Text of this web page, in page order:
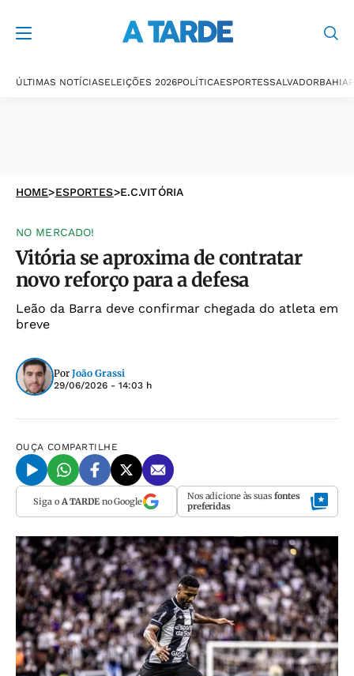
ÚLTIMAS NOTÍCIASELEIÇÕES 2026POLÍTICAESPORTESSALVADORBAHIA
HOME>ESPORTES>E.C.VITÓRIA
NO MERCADO!
Vitória se aproxima de contratar
novo reforço para a defesa
Leão da Barra deve confirmar chegada do atleta em
breve
Por João Grassi
29/06/2026 - 14:03 h
OUÇA COMPARTILHE
Siga o A TARDEno Google Nos adicione às suas fontes
preferidas